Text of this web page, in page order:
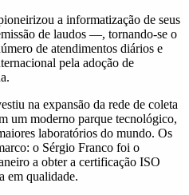
a informatização de seus
de laudos —, tornando-se o
de atendimentos diários e
pela adoção de
na expansão da rede de coleta
um moderno parque tecnológico,
laboratórios do mundo. Os
o Sérgio Franco foi o
a obter a certificação ISO
em qualidade.